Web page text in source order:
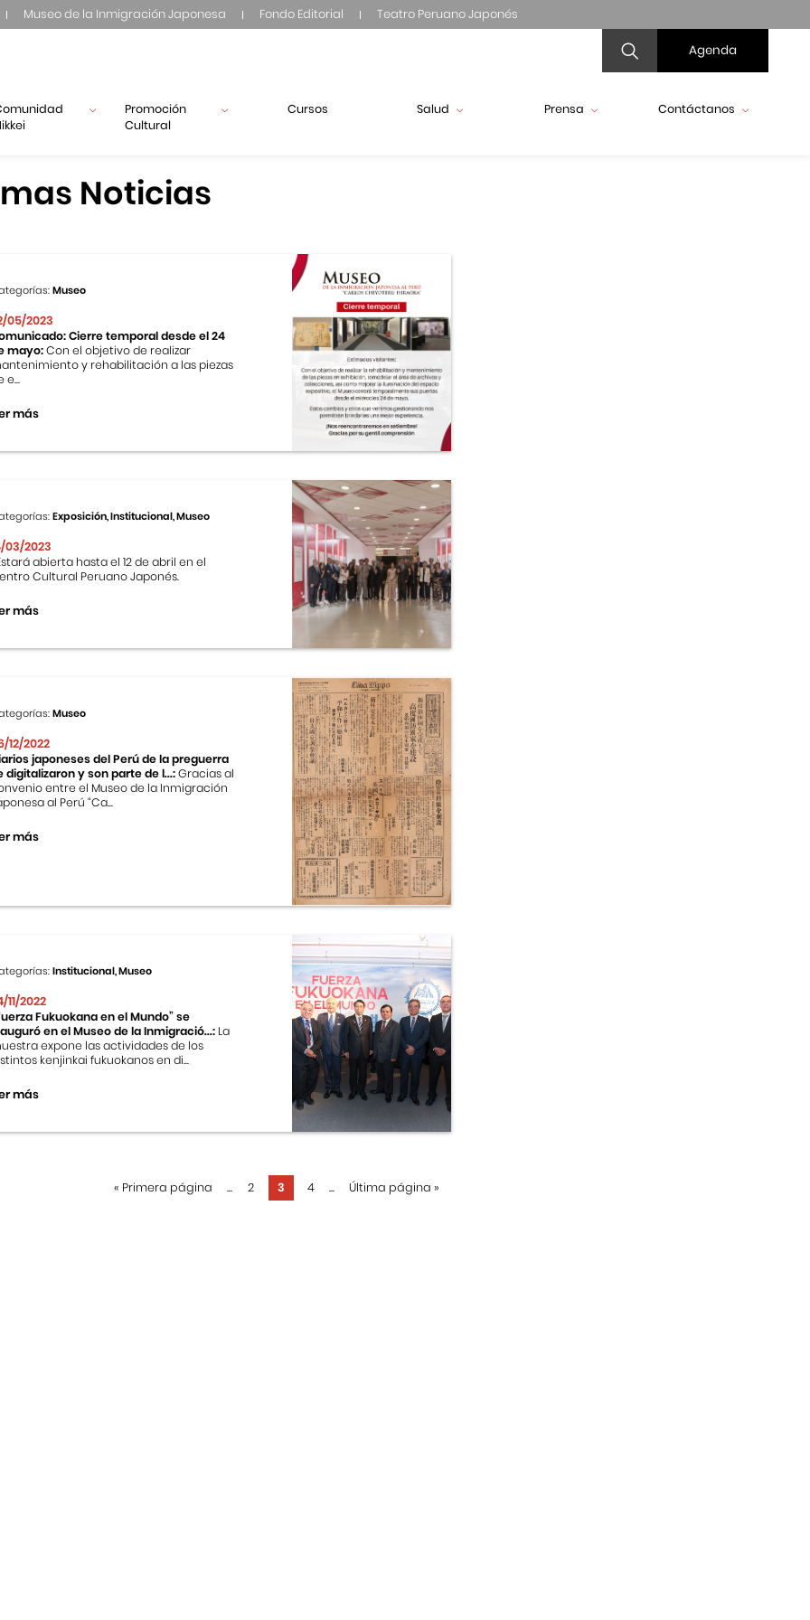
Museo de la Inmigración Japonesa Fondo Editorial Teatro Peruano Japonés
Agenda
Promoción
Cultural
Cursos Salud Prensa Contáctanos
Noticias
Museo
05/2023
Cierre temporal desde el 24
mayo:Con el objetivo de realizar
y rehabilitación a las piezas
e...
más
Exposición, Institucional, Museo
03/2023
abierta hasta el 12 de abril en el
Cultural Peruano Japonés.
más
Museo
12/2022
japoneses del Perú de la preguerra
digitalizaron y son parte de l...:Gracias al
entre el Museo de la Inmigración
al Perú “Ca...
más
Institucional, Museo
11/2022
Fukuokana en el Mundo” se
en el Museo de la Inmigració...: La
expone las actividades de los
kenjinkai fukuokanos en di...
más
« Primera página ... 2 3 4 ... Última página »